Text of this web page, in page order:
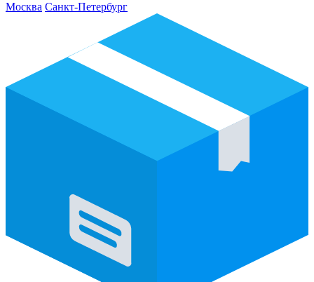
Москва Санкт-Петербург